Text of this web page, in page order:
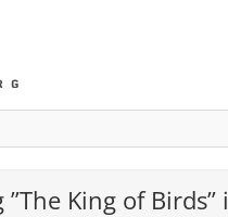
King of Birds” i